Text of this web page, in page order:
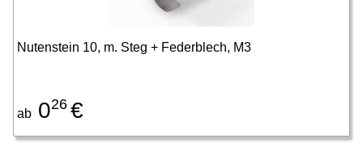
Nutenstein 10, m. Steg + Federblech, M3
ab 026 €